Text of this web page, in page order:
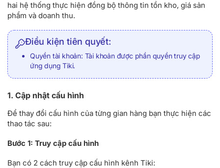
hai hệ thống thực hiện đồng bộ thông tin tồn kho, giá sản
phẩm và doanh thu.
Điều kiện tiên quyết:
Quyền tài khoản: Tài khoản được phần quyền truy cập
ứng dụng Tiki.
1. Cập nhật cấu hình
Để thay đổi cấu hình của từng gian hàng bạn thực hiện các
thao tác sau:
Bước 1: Truy cập cấu hình
Bạn có 2 cách truy cập cấu hình kênh Tiki: